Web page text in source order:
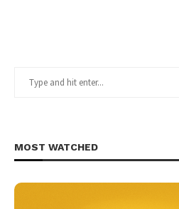
MOST WATCHED